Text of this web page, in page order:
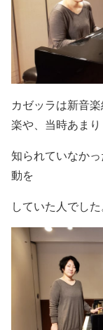
カゼッラは新音
楽や、当時あまり
知られていなか
動を
していた人でした